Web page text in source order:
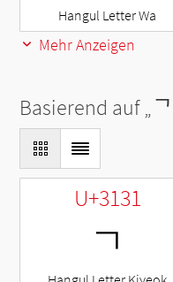
Hangul Letter Wa
Mehr Anzeigen
Basierend auf „ᄀ
U+3131
ㄱ